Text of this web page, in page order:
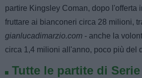
partire Kingsley Coman, dopo l'offerta
fruttare ai bianconeri circa 28 milioni,
gianlucadimarzio.com - anche la
circa 1,4 milioni all'anno, poco più del
Tutte le partite di